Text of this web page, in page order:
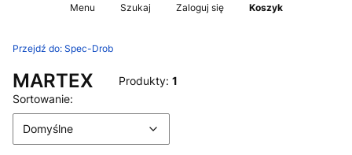
Menu Szukaj Zaloguj się Koszyk
Przejdź do: Spec-Drob
MARTEX Produkty: 1
Lista produktów
Sortowanie:
Domyślne